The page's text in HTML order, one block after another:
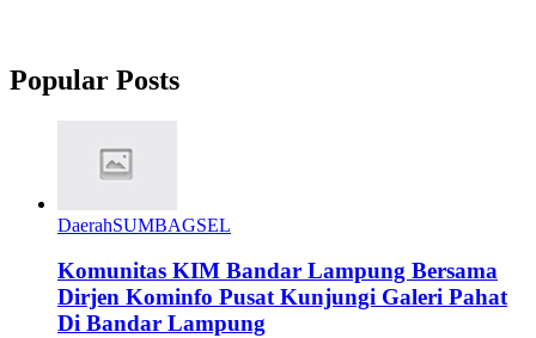
Popular Posts
DaerahSUMBAGSEL
Komunitas KIM Bandar Lampung Bersama
Dirjen Kominfo Pusat Kunjungi Galeri Pahat
Di Bandar Lampung